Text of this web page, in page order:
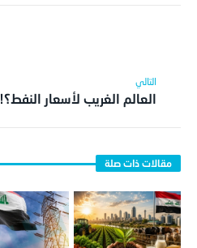
العالم الغريب لأسعار النفط؟!